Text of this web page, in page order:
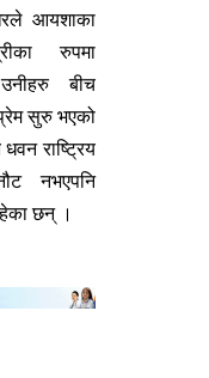
आयशाका
रुपमा
बीच
सुरु भएको
राष्ट्रिय
नभएपनि
छन् ।